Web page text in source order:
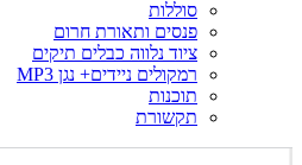
סוללות
פנסים ותאורת חרום
ציוד נלווה כבלים תיקים
רמקולים ניידים+ נגן MP3
תוכנות
תקשורת